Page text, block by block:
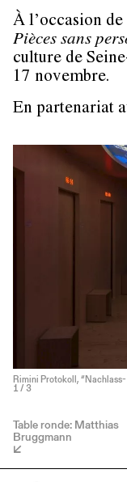
À l’occasion
Pièces sans
culture de
17 novembre.
En partenariat
Rimini Protokoll,
1 / 3
Table ronde: Matthias
Bruggmann